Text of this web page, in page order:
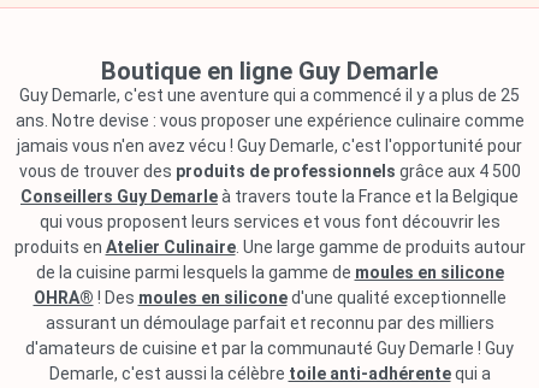
Boutique en ligne Guy Demarle
Guy Demarle, c'est une aventure qui a commencé il y a plus de 25
ans. Notre devise : vous proposer une expérience culinaire comme
jamais vous n'en avez vécu ! Guy Demarle, c'est l'opportunité pour
vous de trouver des produits de professionnels grâce aux 4 500
Conseillers Guy Demarleà travers toute la France et la Belgique
qui vous proposent leurs services et vous font découvrir les
produits en Atelier Culinaire. Une large gamme de produits autour
de la cuisine parmi lesquels la gamme de moules en silicone
OHRA® ! Des moules en siliconed'une qualité exceptionnelle
assurant un démoulage parfait et reconnu par des milliers
d'amateurs de cuisine et par la communauté Guy Demarle ! Guy
Demarle, c'est aussi la célèbre toile anti-adhérentequi a